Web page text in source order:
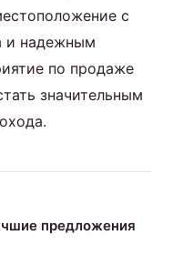
с
и надежным
по продаже
значительным
предложения